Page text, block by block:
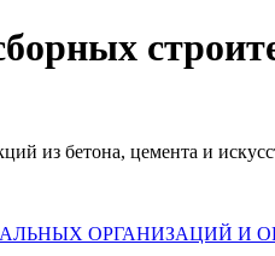
из бетона, цемента и
ОРГАНИЗАЦИЙ И